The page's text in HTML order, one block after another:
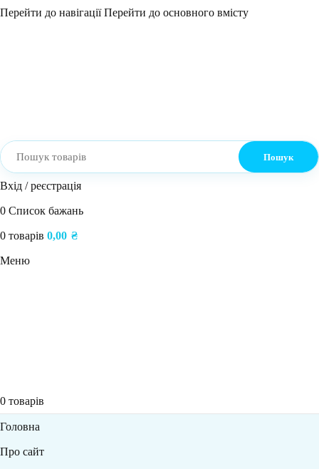
Перейти до навігаціїПерейти до основного вмісту
Пошук
Вхід / реєстрація
0 Список бажань
0 товарів 0,00 ₴
Меню
0 товарів
Головна
Про сайт